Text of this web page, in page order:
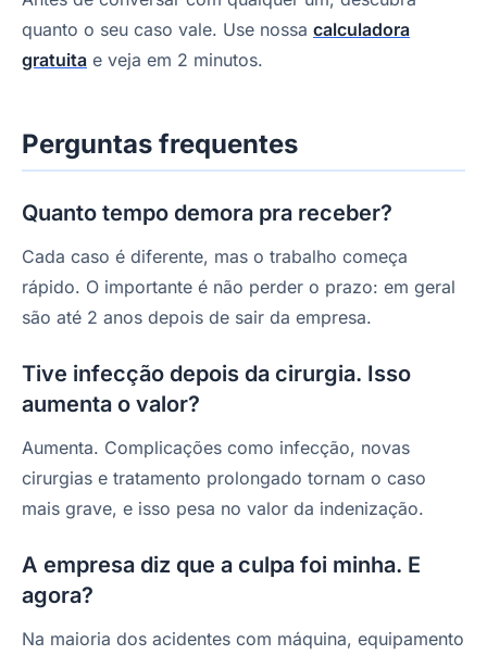
quanto o seu caso vale. Use nossa calculadora
gratuita e veja em 2 minutos.
Perguntas frequentes
Quanto tempo demora pra receber?
Cada caso é diferente, mas o trabalho começa
rápido. O importante é não perder o prazo: em geral
são até 2 anos depois de sair da empresa.
Tive infecção depois da cirurgia. Isso
aumenta o valor?
Aumenta. Complicações como infecção, novas
cirurgias e tratamento prolongado tornam o caso
mais grave, e isso pesa no valor da indenização.
A empresa diz que a culpa foi minha. E
agora?
Na maioria dos acidentes com máquina, equipamento